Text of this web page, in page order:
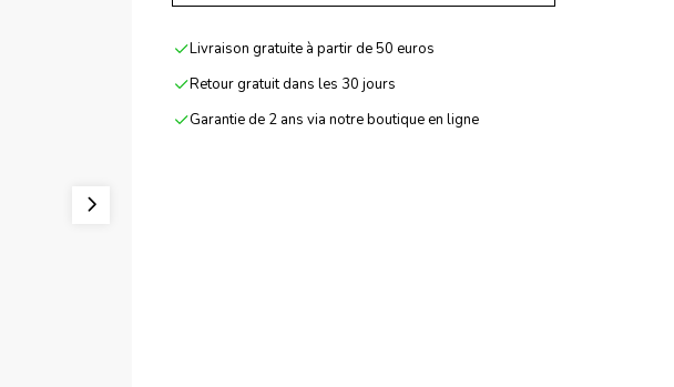
Livraison gratuite à partir de 50 euros
Retour gratuit dans les 30 jours
Garantie de 2 ans via notre boutique en ligne